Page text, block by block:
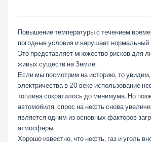
Повышение температуры с течением
погодные условия и нарушает
Это представляет множество рисков для
живых существ на Земле.
Если мы посмотрим на историю, то увидим,
электричества в 20 веке использование
топлива сократилось до минимума. Но
автомобиля, спрос на нефть снова
является одним из основных факторов
атмосферы.
Хорошо известно, что нефть, газ и уголь